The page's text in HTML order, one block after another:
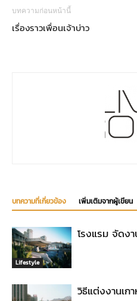
บทความก่อนหน้านี้
เรื่องราวเพื่อนเจ้าบ่าว
บทความที่เกี่ยวข้อง เพิ่มเติมจากผู้เขียน
Lifestyle
โรงแรม จัดง
วิธีแต่งงานเก